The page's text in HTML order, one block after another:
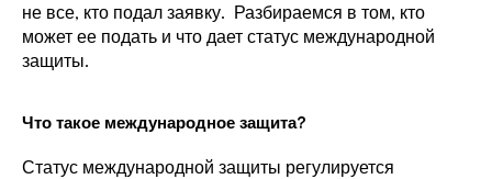
не все, кто подал заявку.  Разбираемся в том, кто
может ее подать и что дает статус международной
защиты.
Что такое международное защита?
Статус международной защиты регулируется